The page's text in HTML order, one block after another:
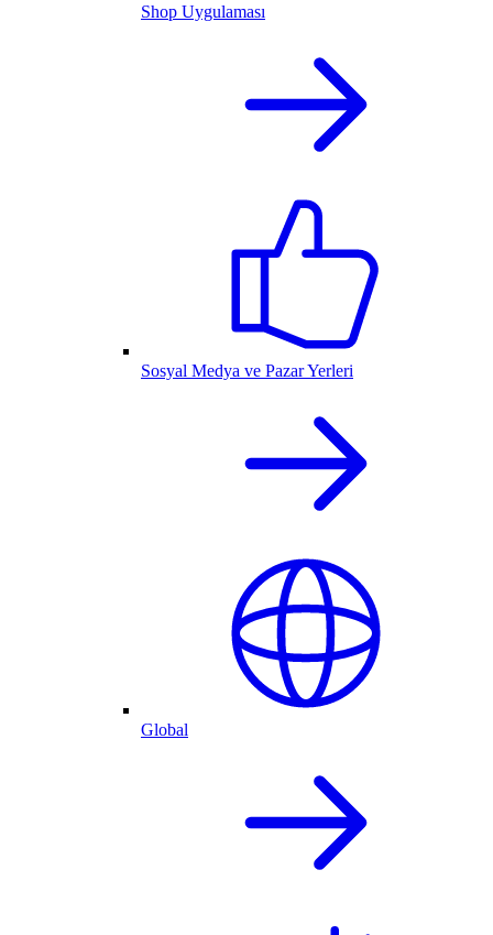
Shop Uygulaması
Sosyal Medya ve Pazar Yerleri
Global